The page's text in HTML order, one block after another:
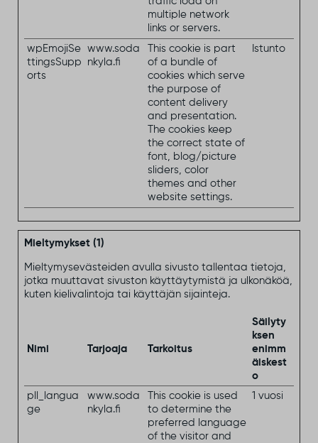
multiple network
links or servers.
wpEmojiSe
ttingsSupp
orts
www.soda
nkyla.fi
This cookie is part
of a bundle of
cookies which serve
the purpose of
content delivery
and presentation.
The cookies keep
the correct state of
font, blog/picture
sliders, color
themes and other
website settings.
Istunto
Mieltymykset (1)
Mieltymysevästeiden avulla sivusto tallentaa tietoja,
jotka muuttavat sivuston käyttäytymistä ja ulkonäköä,
kuten kielivalintoja tai käyttäjän sijainteja.
Nimi Tarjoaja Tarkoitus
Säilyty
ksen
enimm
äiskest
o
pll_langua
ge
www.soda
nkyla.fi
This cookie is used
to determine the
preferred language
of the visitor and
1 vuosi